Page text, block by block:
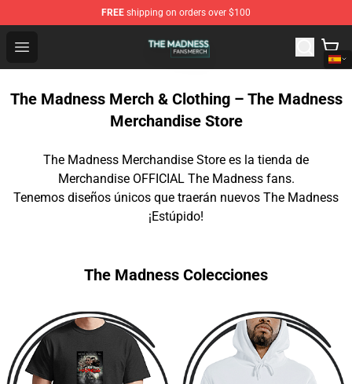
FREE shipping on orders over $100
Open menu
The Madness Shop - Official The Madness Merchandise
The Madness Merch & Clothing – The Madness
Merchandise Store
The Madness Merchandise Store es la tienda de
Merchandise OFFICIAL The Madness fans.
Tenemos diseños únicos que traerán nuevos The Madness
¡Estúpido!
The Madness Colecciones